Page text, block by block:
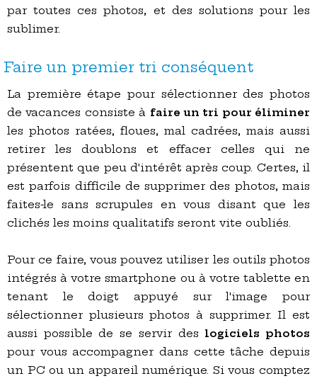
par toutes ces photos, et des solutions pour les
sublimer.
Faire un premier tri conséquent
La première étape pour sélectionner des photos
de vacances consiste à faire un tri pour éliminer
les photos ratées, floues, mal cadrées, mais aussi
retirer les doublons et effacer celles qui ne
présentent que peu d'intérêt après coup. Certes, il
est parfois difficile de supprimer des photos, mais
faites-le sans scrupules en vous disant que les
clichés les moins qualitatifs seront vite oubliés.
Pour ce faire, vous pouvez utiliser les outils photos
intégrés à votre smartphone ou à votre tablette en
tenant le doigt appuyé sur l'image pour
sélectionner plusieurs photos à supprimer. Il est
aussi possible de se servir des logiciels photos
pour vous accompagner dans cette tâche depuis
un PC ou un appareil numérique. Si vous comptez